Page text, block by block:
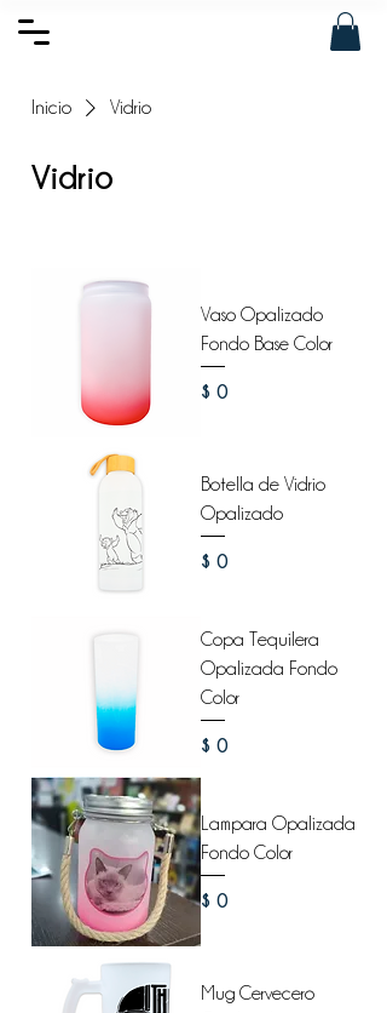
Inicio Vidrio
Vidrio
Vaso Opalizado
Fondo Base Color
Precio
$ 0
Botella de Vidrio
Opalizado
Precio
$ 0
Copa Tequilera
Opalizada Fondo
Color
Precio
$ 0
Lampara Opalizada
Fondo Color
Precio
$ 0
Mug Cervecero